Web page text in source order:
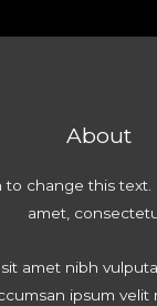
About
to change this text.
amet,
amet nibh
ipsum velit